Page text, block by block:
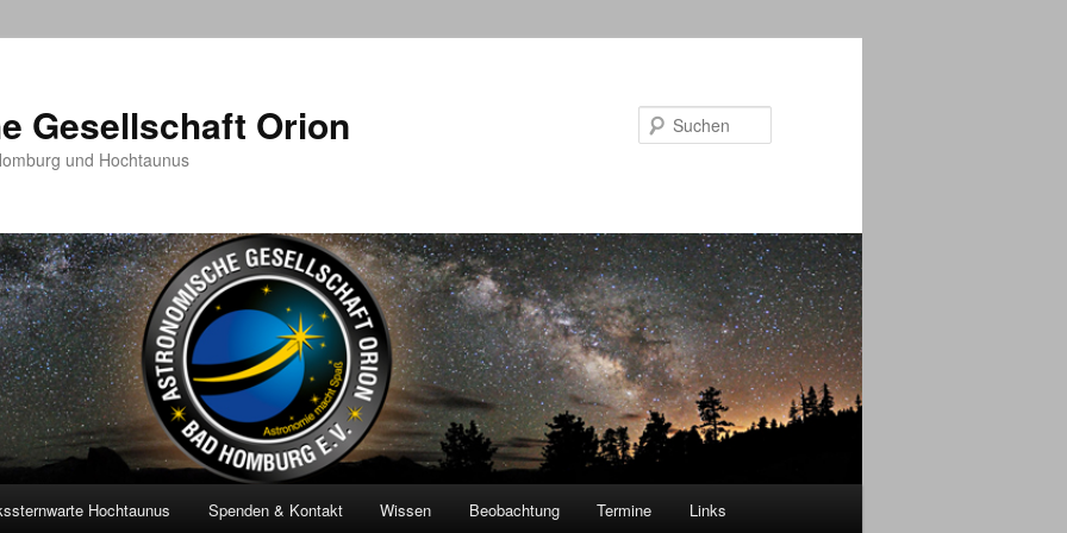
Gesellschaft Orion
und Hochtaunus
Hochtaunus Spenden & Kontakt Wissen Beobachtung Termine Links